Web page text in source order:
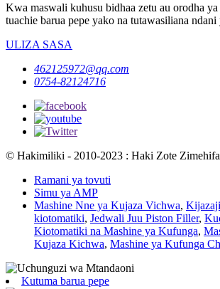
Kwa maswali kuhusu bidhaa zetu au orodha
tuachie barua pepe yako na tutawasiliana ndani
ULIZA SASA
462125972@qq.com
0754-82124716
© Hakimiliki - 2010-2023 : Haki Zote
Ramani ya tovuti
Simu ya AMP
Mashine Nne ya Kujaza Vichwa,
kiotomatiki, Jedwali Juu Piston Filler,
Kiotomatiki na Mashine ya Kufunga,
Kujaza Kichwa, Mashine ya Kufunga
Kutuma barua pepe